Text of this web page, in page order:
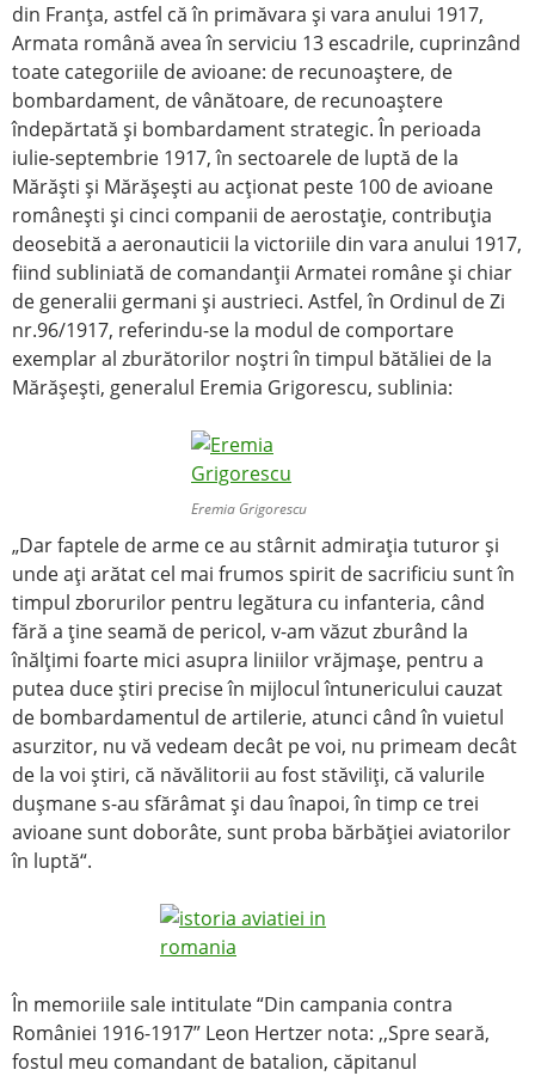
din Franţa, astfel că în primăvara şi vara anului 1917,
Armata română avea în serviciu 13 escadrile, cuprinzând
toate categoriile de avioane: de recunoaştere, de
bombardament, de vânătoare, de recunoaştere
îndepărtată şi bombardament strategic. În perioada
iulie-septembrie 1917, în sectoarele de luptă de la
Mărăşti şi Mărăşeşti au acţionat peste 100 de avioane
româneşti şi cinci companii de aerostaţie, contribuţia
deosebită a aeronauticii la victoriile din vara anului 1917,
fiind subliniată de comandanţii Armatei române şi chiar
de generalii germani şi austrieci. Astfel, în Ordinul de Zi
nr.96/1917, referindu-se la modul de comportare
exemplar al zburătorilor noştri în timpul bătăliei de la
Mărăşeşti, generalul Eremia Grigorescu, sublinia:
Eremia Grigorescu
„Dar faptele de arme ce au stârnit admiraţia tuturor şi
unde aţi arătat cel mai frumos spirit de sacrificiu sunt în
timpul zborurilor pentru legătura cu infanteria, când
fără a ţine seamă de pericol, v-am văzut zburând la
înălţimi foarte mici asupra liniilor vrăjmaşe, pentru a
putea duce ştiri precise în mijlocul întunericului cauzat
de bombardamentul de artilerie, atunci când în vuietul
asurzitor, nu vă vedeam decât pe voi, nu primeam decât
de la voi ştiri, că năvălitorii au fost stăviliţi, că valurile
duşmane s-au sfărâmat şi dau înapoi, în timp ce trei
avioane sunt doborâte, sunt proba bărbăţiei aviatorilor
în luptă“.
În memoriile sale intitulate “Din campania contra
României 1916-1917” Leon Hertzer nota: ,,Spre seară,
fostul meu comandant de batalion, căpitanul